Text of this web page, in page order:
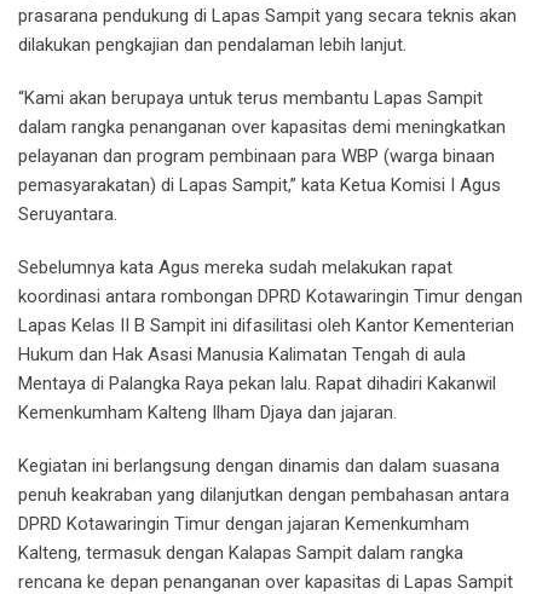
prasarana pendukung di Lapas Sampit yang secara teknis akan
dilakukan pengkajian dan pendalaman lebih lanjut.
“Kami akan berupaya untuk terus membantu Lapas Sampit
dalam rangka penanganan over kapasitas demi meningkatkan
pelayanan dan program pembinaan para WBP (warga binaan
pemasyarakatan) di Lapas Sampit,” kata Ketua Komisi I Agus
Seruyantara.
Sebelumnya kata Agus mereka sudah melakukan rapat
koordinasi antara rombongan DPRD Kotawaringin Timur dengan
Lapas Kelas II B Sampit ini difasilitasi oleh Kantor Kementerian
Hukum dan Hak Asasi Manusia Kalimatan Tengah di aula
Mentaya di Palangka Raya pekan lalu. Rapat dihadiri Kakanwil
Kemenkumham Kalteng Ilham Djaya dan jajaran.
Kegiatan ini berlangsung dengan dinamis dan dalam suasana
penuh keakraban yang dilanjutkan dengan pembahasan antara
DPRD Kotawaringin Timur dengan jajaran Kemenkumham
Kalteng, termasuk dengan Kalapas Sampit dalam rangka
rencana ke depan penanganan over kapasitas di Lapas Sampit